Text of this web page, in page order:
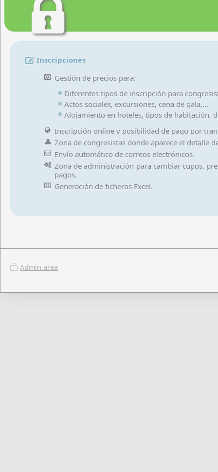
Inscripciones
Gestión de precios para:
Diferentes tipos de inscripción para
Actos sociales, excursiones, cena de gala,...
Alojamiento en hoteles, tipos de habitación,
Inscripción online y posibilidad de pago por
Zona de congresistas donde aparece el detalle
Envío automático de correos electrónicos.
Zona de administración para cambiar cupos,
pagos.
Generación de ficheros Excel.
Admin area